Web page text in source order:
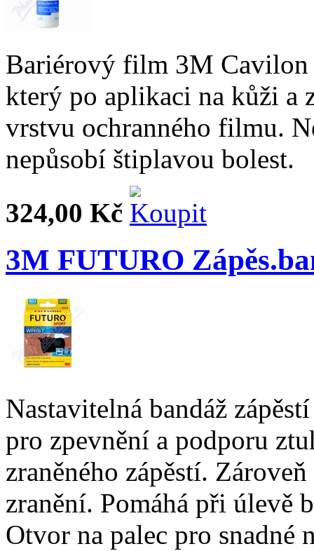
Bariérový film 3M
který po aplikaci na kůži a
vrstvu ochranného filmu.
nepůsobí štiplavou bolest.
324,00 Kč
3M FUTURO
Nastavitelná bandáž
pro zpevnění a podporu
zraněného zápěstí.
zranění. Pomáhá při úlevě
Otvor na palec pro snadné